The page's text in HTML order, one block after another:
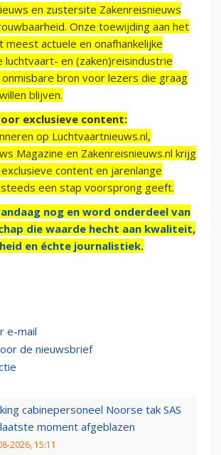
en zustersite Zakenreisnieuws
Onze toewijding aan het
meest actuele en onafhankelijke
luchtvaart- en (zaken)reisindustrie
bron voor lezers die graag
blijven.
exclusieve content:
op Luchtvaartnieuws.nl,
Magazine en Zakenreisnieuws.nl krijg
content en jarenlange
een stap voorsprong geeft.
nog en word onderdeel van
die waarde hecht aan kwaliteit,
en échte journalistiek.
e-mail
de nieuwsbrief
cabinepersoneel Noorse tak SAS
moment afgeblazen
2026, 15:11